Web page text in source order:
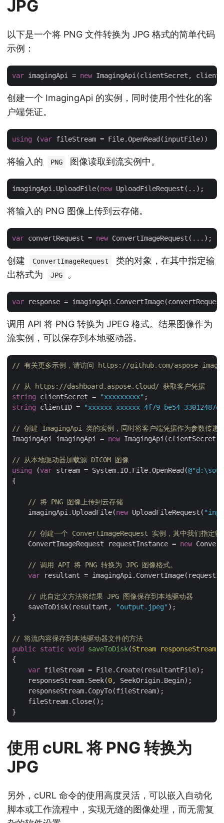
JPG
以下是一个将 PNG 文件转换为 JPG 格式的简单代码
示例：
var imagingApi = new
创建一个 ImagingApi 的实例，同时使用个性化的客
户端凭证。
using (var
将输入的 PNG 图像读取到流实例中。
imagingApi.UploadFile(new
将输入的 PNG 图像上传到云存储。
var convertRequest = new
创建 ConvertImageRequest
类的对象，在其中指定输
出格式为
JPG 。
var
调用 API 将 PNG 转换为 JPEG 格式。结果图像作为
流实例，可以保存到本地驱动器。
// 有关更多示例，请访问 https://github.com/aspose-
// 从 https://dashboard.aspose.cloud/ 获取客户凭据
string clientSecret = "xxxxxxxxx"
string clientID = "xxxxxx-xxxxxx-4f79-be54-
// 创建 ImagingApi 类的实例，同时将客户端凭据作为参数传递
ImagingApi imagingApi = new
// 从本地驱动器加载源 DICOM 图像
using (var stream = System.IO.File.OpenRead(
{
// 将 PNG 图像上传到云存储
    imagingApi.UploadFile(
new UploadFileRequest(
// 创建一个 ConvertImageRequest 实例，其中我们指定输
    ConvertImageRequest requestInstance =
new
// 调用 API 将 PNG 转换为 JPG 图像格式。
var resultant =
// 此自定义方法将结果 JPG 图像保存到本地驱动器
    saveToDisk(resultant,
"output.jpeg" );
}
// 将流内容保存到本地驱动器文件的方法
public static void saveToDisk(Stream
{
var fileStream = File.Create(resultantFile);
    responseStream.Seek(
0, SeekOrigin.Begin);
    responseStream.CopyTo(fileStream);
    fileStream.Close();
使用 cURL 将 PNG 转换为
JPG
另外，cURL 命令的使用高度灵活，可以嵌入自动化
脚本或工作流程中，实现无缝的图像处理，而无需复